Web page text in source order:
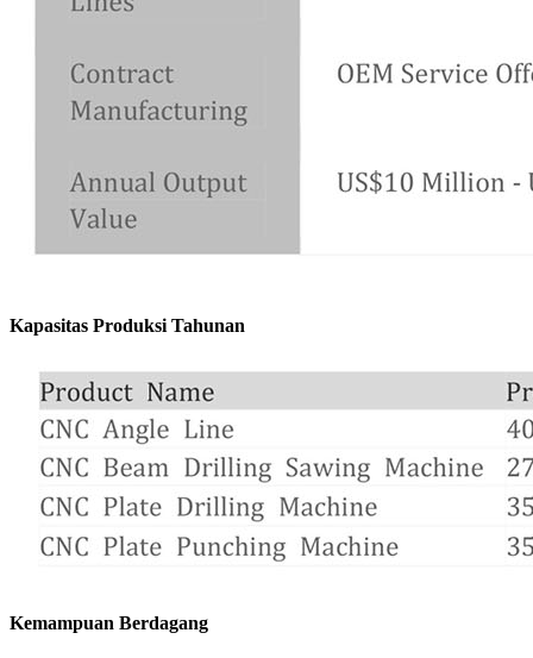
Kapasitas Produksi Tahunan
Kemampuan Berdagang